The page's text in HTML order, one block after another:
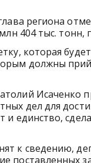
региона
404 тыс.
которая
должны
Исаченко
дел для
и единство,
к сведению,
поставленных